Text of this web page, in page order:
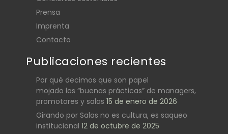
Prensa
Imprenta
Contacto
Publicaciones recientes
Por qué decimos que son papel
mojado las “buenas prácticas” de managers,
promotores y salas 15 de enero de 2026
Girando por Salas no es cultura, es saqueo
institucional 12 de octubre de 2025